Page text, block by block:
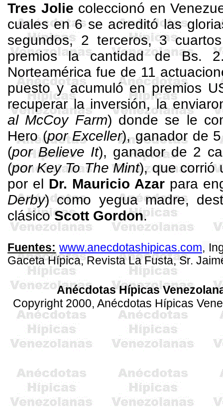
Tres Jolie coleccionó en
cuales en 6 se acreditó las
segundos, 2 terceros, 3
premios la cantidad de Bs.
Norteamérica fue de 11
puesto y acumuló en premios
recuperar la inversión, la
al McCoyFarm) donde se le
Hero(porExceller), ganador de
(porBelieve It), ganador de 2
(porKey To The Mint), que corrió
por el Dr. Mauricio Azar para
Derby) como yegua madre,
clásicoScott Gordon.
Fuentes: www.anecdotashipicas.com,
GacetaHípica, Revista La Fusta, Sr.
Anécdotas Hípicas
Copyright 2000, Anécdotas Hípicas